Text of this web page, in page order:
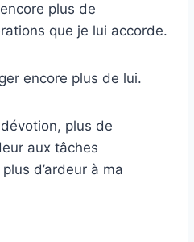
plus de
que je lui accorde.
encore plus de lui.
plus de
aux tâches
d’ardeur à ma